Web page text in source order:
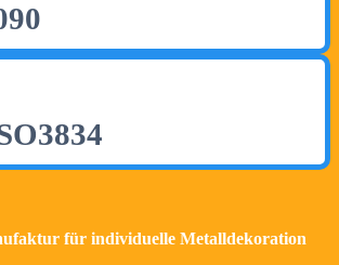
für individuelle Metalldekoration